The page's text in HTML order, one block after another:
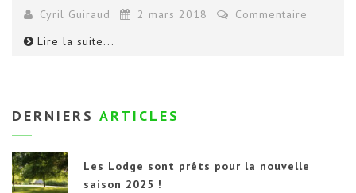
Cyril Guiraud
2 mars 2018
Commentaire
Lire la suite...
DERNIERS ARTICLES
Les Lodge sont prêts pour la nouvelle
saison 2025 !